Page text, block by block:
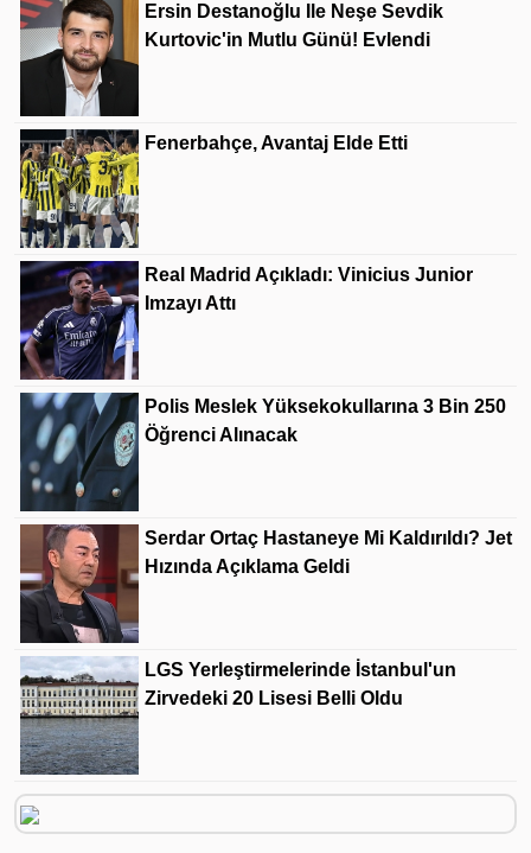
Ersin Destanoğlu Ile Neşe Sevdik
Kurtovic'in Mutlu Günü! Evlendi
Fenerbahçe, Avantaj Elde Etti
Real Madrid Açıkladı: Vinicius Junior
Imzayı Attı
Polis Meslek Yüksekokullarına 3 Bin 250
Öğrenci Alınacak
Serdar Ortaç Hastaneye Mi Kaldırıldı? Jet
Hızında Açıklama Geldi
LGS Yerleştirmelerinde İstanbul'un
Zirvedeki 20 Lisesi Belli Oldu